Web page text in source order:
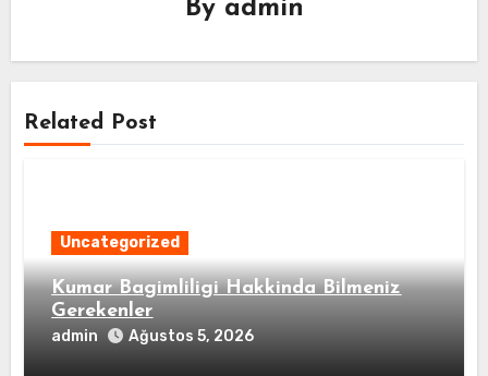
By admin
Related Post
Uncategorized
Kumar Bagimliligi Hakkinda Bilmeniz
Gerekenler
admin Ağustos 5, 2026